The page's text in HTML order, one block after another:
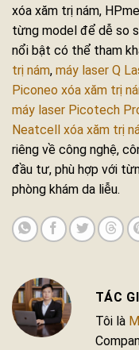
xóa xăm trị nám,
từng model để dễ so
nổi bật có thể tham
trị nám, máy laser Q
Piconeo xóa xăm trị
máy laser Picotech
Neatcell xóa xăm trị
riêng về công nghệ,
đầu tư, phù hợp với
phòng khám da liễu.
Tôi là